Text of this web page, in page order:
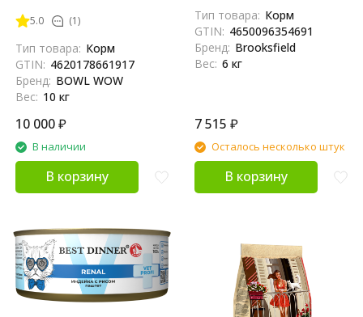
рисом и тыквой - 10 кг
5.0 (1)
Тип товара: Корм
GTIN: 4620178661917
Бренд: BOWL WOW
Вес: 10 кг
10 000₽
В наличии
В корзину
кошек с избыточным весом
и стерилизованных, с
курицей и рисом - 6 кг
Тип товара: Корм
GTIN: 4650096354691
Бренд: Brooksfield
Вес: 6 кг
7 515 ₽
Осталось несколько штук
В корзину